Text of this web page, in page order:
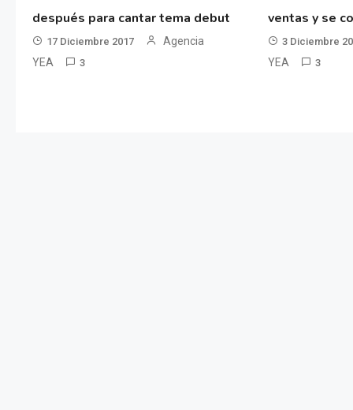
después para cantar tema debut
17 Diciembre 2017
Agencia
YEA
3
ventas y se
3 Diciembre
YEA
3